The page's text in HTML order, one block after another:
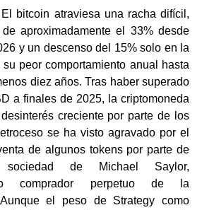
El bitcoin atraviesa una racha difícil,
aproximadamente el 33% desde
y un descenso del 15% solo en la
peor comportamiento anual hasta
diez años. Tras haber superado
a finales de 2025, la criptomoneda
creciente por parte de los
se ha visto agravado por el
de algunos tokens por parte de
de Michael Saylor,
comprador perpetuo de la
Aunque el peso de Strategy como